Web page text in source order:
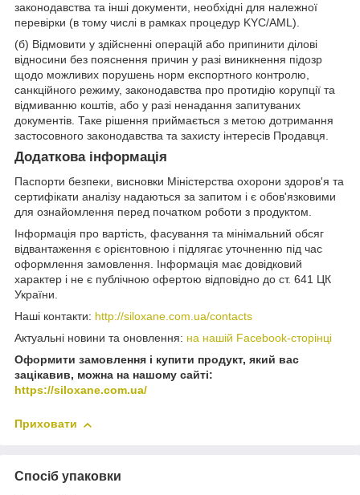
законодавства та інші документи, необхідні для належної
перевірки (в тому числі в рамках процедур KYC/AML).
(б) Відмовити у здійсненні операцій або припинити ділові
відносини без пояснення причин у разі виникнення підозр
щодо можливих порушень норм експортного контролю,
санкційного режиму, законодавства про протидію корупції та
відмиванню коштів, або у разі ненадання запитуваних
документів. Таке рішення приймається з метою дотримання
застосовного законодавства та захисту інтересів Продавця.
Додаткова інформація
Паспорти безпеки, висновки Міністерства охорони здоров'я та
сертифікати аналізу надаються за запитом і є обов'язковими
для ознайомлення перед початком роботи з продуктом.
Інформація про вартість, фасування та мінімальний обсяг
відвантаження є орієнтовною і підлягає уточненню під час
оформлення замовлення. Інформація має довідковий
характер і не є публічною офертою відповідно до ст. 641 ЦК
України.
Наші контакти: http://siloxane.com.ua/contacts
Актуальні новини та оновлення: на нашій Facebook-сторінці
Оформити замовлення і купити продукт, який вас
зацікавив, можна на нашому сайті:
https://siloxane.com.ua/
Приховати
Спосіб упаковки